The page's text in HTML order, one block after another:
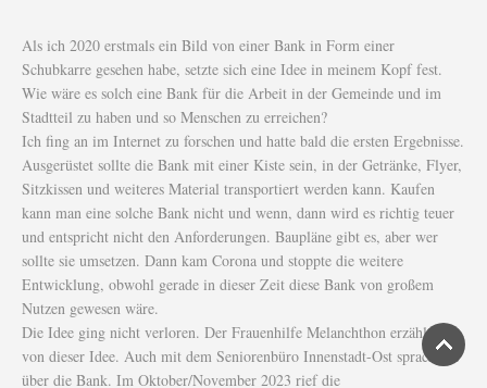
Als ich 2020 erstmals ein Bild von einer Bank in Form einer
Schubkarre gesehen habe, setzte sich eine Idee in meinem Kopf fest.
Wie wäre es solch eine Bank für die Arbeit in der Gemeinde und im
Stadtteil zu haben und so Menschen zu erreichen?
Ich fing an im Internet zu forschen und hatte bald die ersten Ergebnisse.
Ausgerüstet sollte die Bank mit einer Kiste sein, in der Getränke, Flyer,
Sitzkissen und weiteres Material transportiert werden kann. Kaufen
kann man eine solche Bank nicht und wenn, dann wird es richtig teuer
und entspricht nicht den Anforderungen. Baupläne gibt es, aber wer
sollte sie umsetzen. Dann kam Corona und stoppte die weitere
Entwicklung, obwohl gerade in dieser Zeit diese Bank von großem
Nutzen gewesen wäre.
Die Idee ging nicht verloren. Der Frauenhilfe Melanchthon erzählte ich
von dieser Idee. Auch mit dem Seniorenbüro Innenstadt-Ost sprach ich
über die Bank. Im Oktober/November 2023 rief die